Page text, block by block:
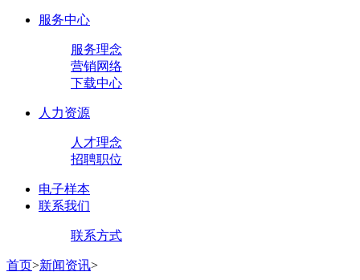
服务中心
服务理念
营销网络
下载中心
人力资源
人才理念
招聘职位
电子样本
联系我们
联系方式
首页>新闻资讯>